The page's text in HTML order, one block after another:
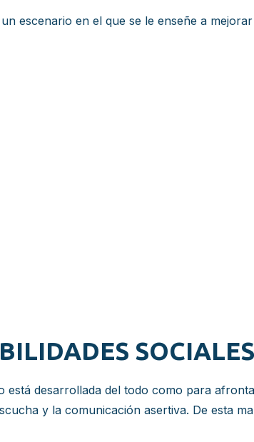
escenario en el que se le enseñe a
está desarrollada del todo como para
y la comunicación asertiva. De esta